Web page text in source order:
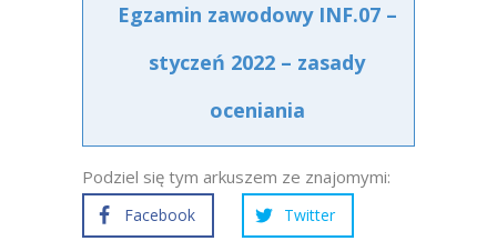
Egzamin zawodowy INF.07 –
styczeń 2022 – zasady
oceniania
Podziel się tym arkuszem ze znajomymi:
Facebook Twitter